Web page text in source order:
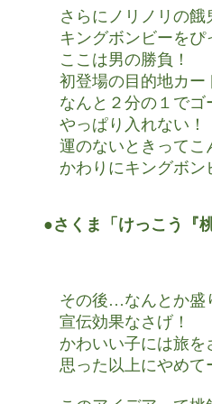
さらにノリノリの餓
キングボンビーをぴ
ここは男の勝負！
初登場の目的地カー
なんと２分の１でゴ
やっぱり入れない！
運のないときってこ
かわりにキングボン
●さくま「けっこう『
その後…なんとか盛
宣伝効果なさげ！
かわいい子には旅を
思った以上にやめて